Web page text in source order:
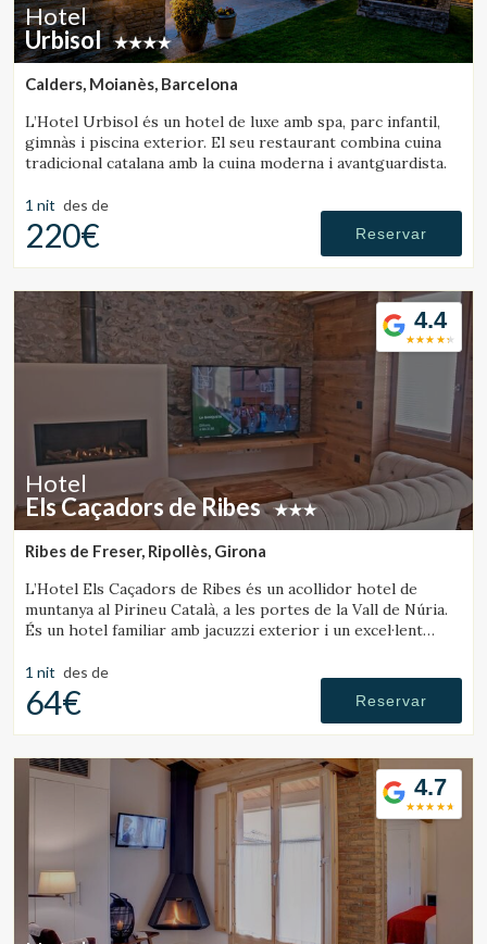
Hotel
Urbisol
Calders, Moianès, Barcelona
L’Hotel Urbisol és un hotel de luxe amb spa, parc infantil,
gimnàs i piscina exterior. El seu restaurant combina cuina
tradicional catalana amb la cuina moderna i avantguardista.
1 nit des de
220€ Reservar
4.4
Hotel
Els Caçadors de Ribes
Ribes de Freser, Ripollès, Girona
L’Hotel Els Caçadors de Ribes és un acollidor hotel de
muntanya al Pirineu Català, a les portes de la Vall de Núria.
És un hotel familiar amb jacuzzi exterior i un excel·lent
1 nit des de
64€ Reservar
4.7